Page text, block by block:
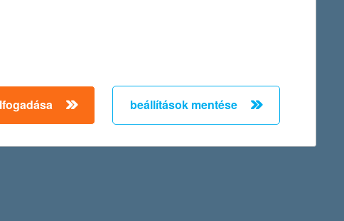
út. 84/a., cégjegyzék száma: Cg. 01-10-042149) Igazgatósága az
történő átalakításáról szóló közleményét:
beállítások mentése